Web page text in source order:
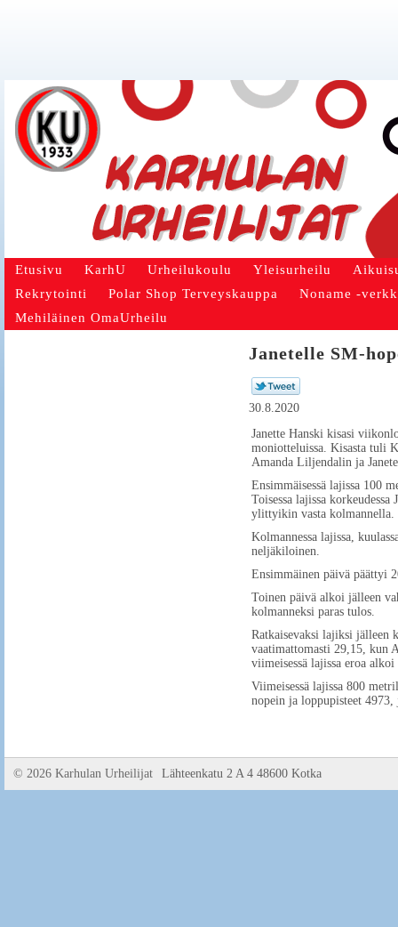
Etusivu KarhU Urheilukoulu Yleisurheilu
Rekrytointi
Polar Shop Terveyskauppa
Noname -
Mehiläinen OmaUrheilu
Janetelle SM-
30.8.2020
Janette Hanski kisasi
moniotteluissa. Kisasta tuli
Amanda Liljendalin ja
Ensimmäisessä lajissa 100
Toisessa lajissa
ylittyikin vasta kolmannella.
Kolmannessa lajissa,
neljäkiloinen.
Ensimmäinen päivä päättyi
Toinen päivä alkoi jälleen
kolmanneksi paras tulos.
Ratkaisevaksi lajiksi jälleen
vaatimattomasti 29,15, kun
viimeisessä lajissa eroa
Viimeisessä lajissa 800
nopein ja loppupisteet
© 2026 Karhulan Urheilijat Lähteenkatu 2 A 4 48600 Kotka